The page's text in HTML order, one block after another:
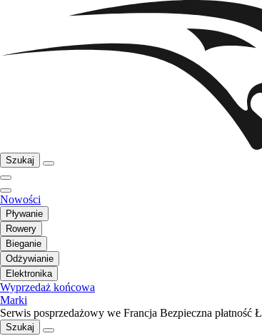
Szukaj
Nowości
Pływanie
Rowery
Bieganie
Odżywianie
Elektronika
Wyprzedaż końcowa
Marki
Serwis posprzedażowy we Francja Bezpieczna płatność
Szukaj